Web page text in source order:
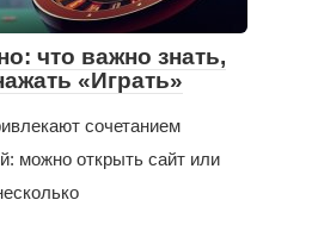
что важно знать,
«Играть»
сочетанием
можно открыть сайт или